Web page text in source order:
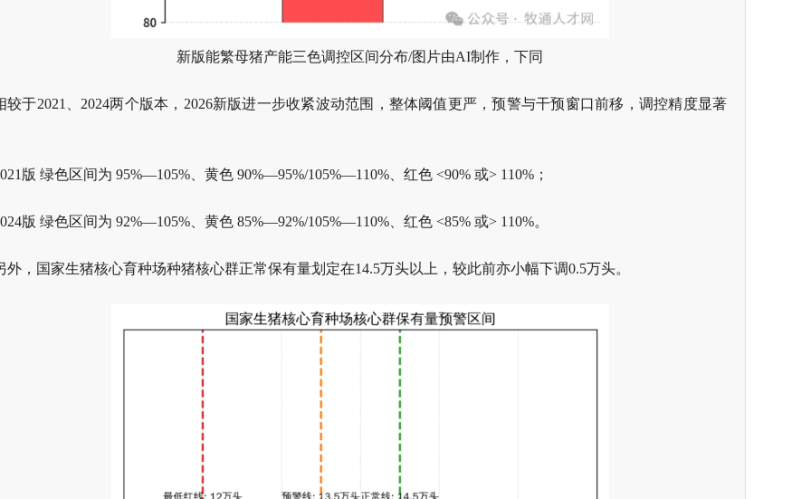
新版能繁母猪产能三色调控区间分布/图片由AI制作，下同
较于2021、2024两个版本，2026新版进一步收紧波动范围，整体阈值更严，预警与干预窗口前移，调控精度显著
版 绿色区间为 95%—105%、黄色 90%—95%/105%—110%、红色 <90% 或> 110%；
版 绿色区间为 92%—105%、黄色 85%—92%/105%—110%、红色 <85% 或> 110%。
外，国家生猪核心育种场种猪核心群正常保有量划定在14.5万头以上，较此前亦小幅下调0.5万头。